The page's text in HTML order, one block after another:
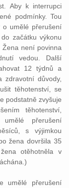
Aby k interrupci
podmínky. Tou
o umělé přerušení
začátku výkonu
není povinna
vedou. Další
12 týdnů a
zdravotní důvody,
těhotenství, se
podstatně zvyšuje
těhotenství,
přerušení
s výjimkou
žena dovršila 35
otěhotněla v
umělé přerušení